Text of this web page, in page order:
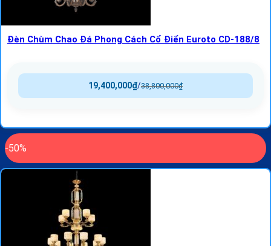
Đèn Chùm Chao Đá Phong Cách Cổ Điển Euroto CD-188/8
38,800,000₫
/
19,400,000₫
-50%